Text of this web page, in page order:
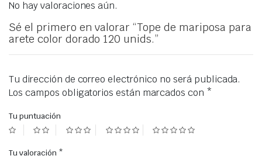
No hay valoraciones aún.
Sé el primero en valorar “Tope de mariposa para
arete color dorado 120 unids.”
Tu dirección de correo electrónico no será publicada.
Los campos obligatorios están marcados con *
Tu puntuación
Tu valoración *